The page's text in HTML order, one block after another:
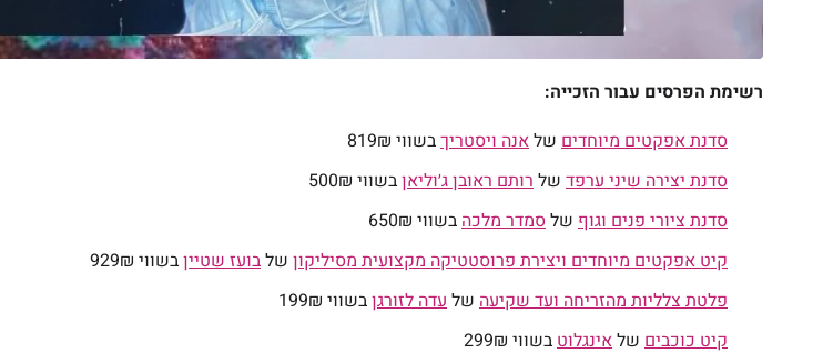
רשימת הפרסים עבור הזכייה:
סדנת אפקטים מיוחדים שלאנה ויסטריךבשווי 819₪
סדנת יצירה שיני ערפד שלרותם ראובן ג׳וליאןבשווי 500₪
סדנת ציורי פנים וגוף שלסמדר מלכהבשווי 650₪
קיט אפקטים מיוחדים ויצירת פרוסטטיקה מקצועית מסיליקון שלבועז שטייןבשווי 929₪
פלטת צלליות מהזריחה ועד שקיעה שלעדה לזורגןבשווי 199₪
קיט כוכבים שלאינגלוטבשווי 299₪